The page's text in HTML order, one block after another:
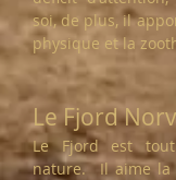
soi, de plus, il
physique et la
​Le Fjord
Le Fjord est
nature. Il aime